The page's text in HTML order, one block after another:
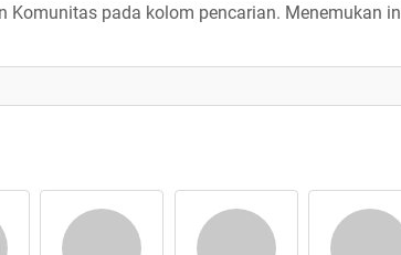
Komunitas pada kolom pencarian. Menemukan